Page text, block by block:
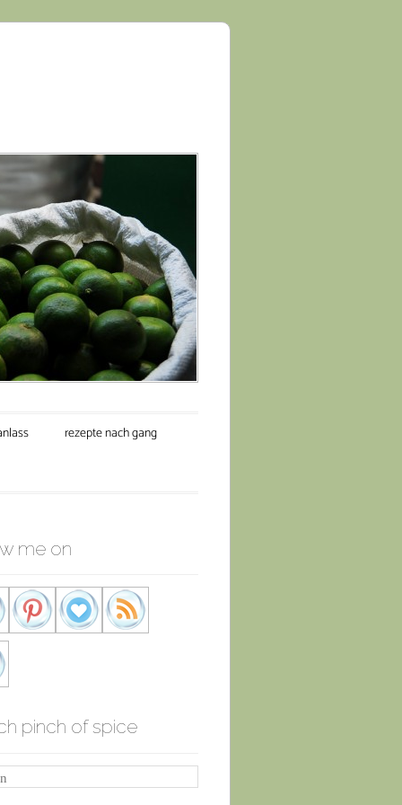
rezepte nach gang
me on
pinch of spice